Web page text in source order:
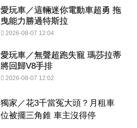
愛玩車／這輛迷你電動車超勇 拖
曳能力勝過特斯拉
2026-08-07 12:04
愛玩車／無聲超跑失寵 瑪莎拉蒂
將回歸V8手排
2026-08-07 12:02
獨家／花3千當冤大頭？月租車
位被擺三角錐 車主沒得停